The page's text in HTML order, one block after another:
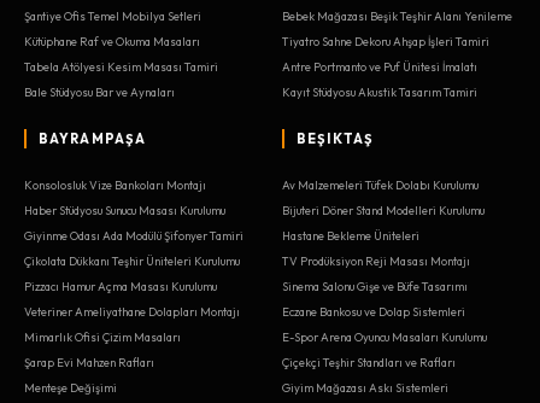
Şantiye Ofis Temel Mobilya Setleri
Kütüphane Raf ve Okuma Masaları
Tabela Atölyesi Kesim Masası Tamiri
Bale Stüdyosu Bar ve Aynaları
Bebek Mağazası Beşik Teşhir Alanı Yenileme
Tiyatro Sahne Dekoru Ahşap İşleri Tamiri
Antre Portmanto ve Puf Ünitesi İmalatı
Kayıt Stüdyosu Akustik Tasarım Tamiri
BAYRAMPAŞA
Konsolosluk Vize Bankoları Montajı
Haber Stüdyosu Sunucu Masası Kurulumu
Giyinme Odası Ada Modülü Şifonyer Tamiri
Çikolata Dükkanı Teşhir Üniteleri Kurulumu
Pizzacı Hamur Açma Masası Kurulumu
Veteriner Ameliyathane Dolapları Montajı
Mimarlık Ofisi Çizim Masaları
Şarap Evi Mahzen Rafları
Menteşe Değişimi
BEŞIKTAŞ
Av Malzemeleri Tüfek Dolabı Kurulumu
Bijuteri Döner Stand Modelleri Kurulumu
Hastane Bekleme Üniteleri
TV Prodüksiyon Reji Masası Montajı
Sinema Salonu Gişe ve Büfe Tasarımı
Eczane Bankosu ve Dolap Sistemleri
E-Spor Arena Oyuncu Masaları Kurulumu
Çiçekçi Teşhir Standları ve Rafları
Giyim Mağazası Askı Sistemleri